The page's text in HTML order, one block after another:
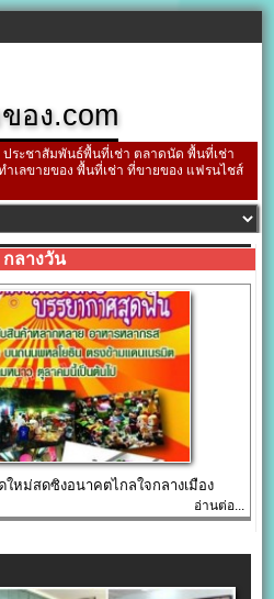
อง.com
ระชาสัมพันธ์พื้นที่เช่า ตลาดนัด พื้นที่เช่า
เลขายของ พื้นที่เช่า ที่ขายของ แฟรนไชส์
กลางวัน
หม่สดซิงอนาคตไกลใจกลางเมือง
อ่านต่อ...